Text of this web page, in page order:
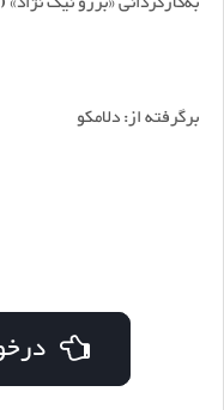
برگرفته از: دلامکو
درخواست مشاوره رایگان